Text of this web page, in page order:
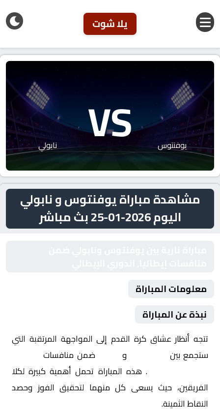
يلا شوت
يوفنتوس VS نابولي
مشاهدة مباراة يوفنتوس و نابولي
اليوم 2026-01-25 بث مباشر
معلومات المباراة
نبذة عن المباراة
تتجه أنظار عشاق كرة القدم إلى المواجهة المرتقبة التي
ستجمع بين
و ضمن منافسات
. هذه المباراة تحمل أهمية كبيرة لكلا
الفريقين، حيث يسعى كل منهما لتحقيق الفوز وحصد
النقاط الثمينة.